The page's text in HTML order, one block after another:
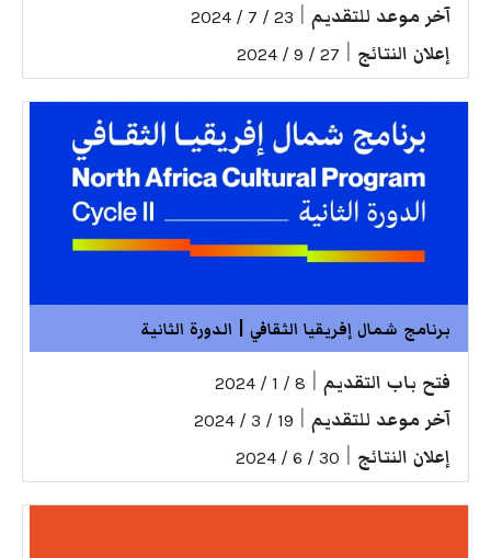
آخر موعد للتقديم 23 / 7 / 2024
إعلان النتائج 27 / 9 / 2024
برنامج شمال إفريقيا الثقافي | الدورة الثانية
فتح باب التقديم 8 / 1 / 2024
آخر موعد للتقديم 19 / 3 / 2024
إعلان النتائج 30 / 6 / 2024